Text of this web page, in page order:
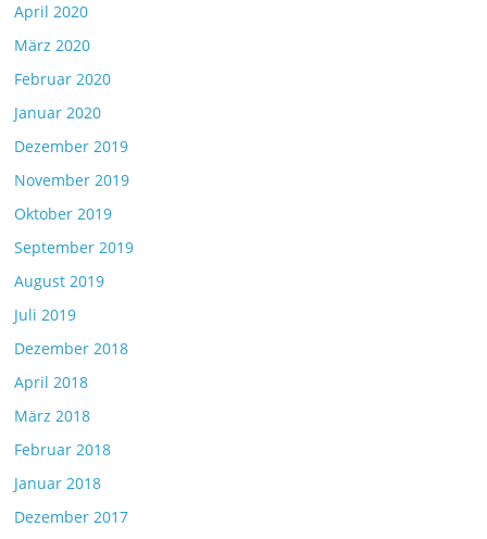
April 2020
März 2020
Februar 2020
Januar 2020
Dezember 2019
November 2019
Oktober 2019
September 2019
August 2019
Juli 2019
Dezember 2018
April 2018
März 2018
Februar 2018
Januar 2018
Dezember 2017